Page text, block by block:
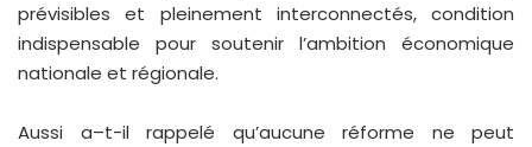
prévisibles et pleinement interconnectés, condition
indispensable pour soutenir l’ambition économique
nationale et régionale.
Aussi a–t-il rappelé qu’aucune réforme ne peut